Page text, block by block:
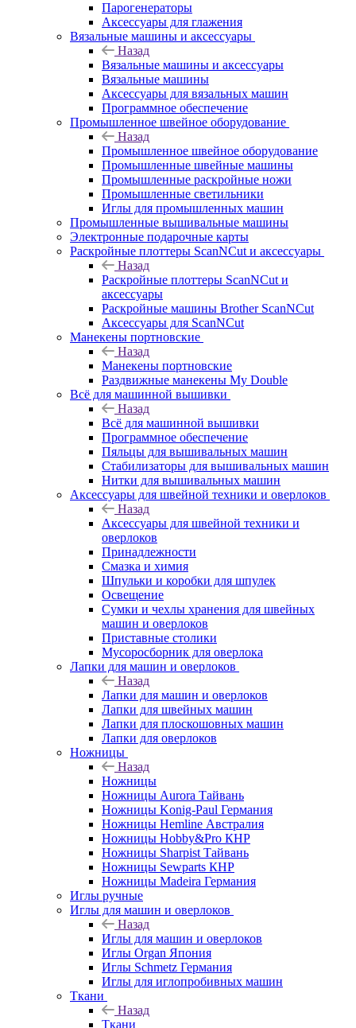
Парогенераторы
Аксессуары для глажения
Вязальные машины и аксессуары
Назад
Вязальные машины и аксессуары
Вязальные машины
Аксессуары для вязальных машин
Программное обеспечение
Промышленное швейное оборудование
Назад
Промышленное швейное оборудование
Промышленные швейные машины
Промышленные раскройные ножи
Промышленные светильники
Иглы для промышленных машин
Промышленные вышивальные машины
Электронные подарочные карты
Раскройные плоттеры ScanNCut и аксессуары
Назад
Раскройные плоттеры ScanNCut и
аксессуары
Раскройные машины Brother ScanNCut
Аксессуары для ScanNCut
Манекены портновские
Назад
Манекены портновские
Раздвижные манекены My Double
Всё для машинной вышивки
Назад
Всё для машинной вышивки
Программное обеспечение
Пяльцы для вышивальных машин
Стабилизаторы для вышивальных машин
Нитки для вышивальных машин
Аксессуары для швейной техники и оверлоков
Назад
Аксессуары для швейной техники и
оверлоков
Принадлежности
Смазка и химия
Шпульки и коробки для шпулек
Освещение
Сумки и чехлы хранения для швейных
машин и оверлоков
Приставные столики
Мусоросборник для оверлока
Лапки для машин и оверлоков
Назад
Лапки для машин и оверлоков
Лапки для швейных машин
Лапки для плоскошовных машин
Лапки для оверлоков
Ножницы
Назад
Ножницы
Ножницы Aurora Тайвань
Ножницы Konig-Paul Германия
Ножницы Hemline Австралия
Ножницы Hobby&Pro КНР
Ножницы Sharpist Тайвань
Ножницы Sewparts КНР
Ножницы Madeira Германия
Иглы ручные
Иглы для машин и оверлоков
Назад
Иглы для машин и оверлоков
Иглы Organ Япония
Иглы Schmetz Германия
Иглы для иглопробивных машин
Ткани
Назад
Ткани